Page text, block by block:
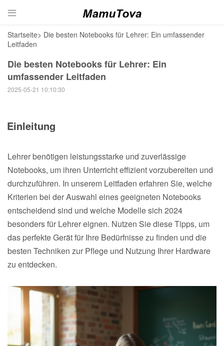

Startseite> Die besten Notebooks für Lehrer: Ein umfassender
Leitfaden
Die besten Notebooks für Lehrer: Ein
umfassender Leitfaden
2025-05-21 10:10:30
Einleitung
Lehrer benötigen leistungsstarke und zuverlässige
Notebooks, um ihren Unterricht effizient vorzubereiten und
durchzuführen. In unserem Leitfaden erfahren Sie, welche
Kriterien bei der Auswahl eines geeigneten Notebooks
entscheidend sind und welche Modelle sich 2024
besonders für Lehrer eignen. Nutzen Sie diese Tipps, um
das perfekte Gerät für Ihre Bedürfnisse zu finden und die
besten Techniken zur Pflege und Nutzung Ihrer Hardware
zu entdecken.